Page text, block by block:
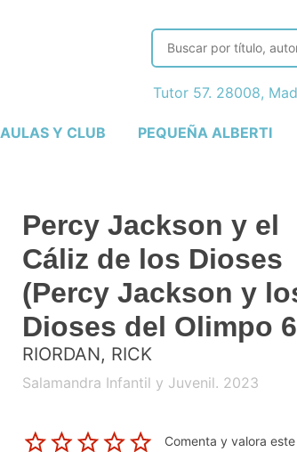
AULAS Y CLUB PEQUEÑA ALBERTI
Tutor 57. 28008,
Percy Jackson y el
Cáliz de los Dioses
(Percy Jackson y
Dioses del Olimpo
RIORDAN, RICK
Salamandra Infantil y Juvenil. 2023
Comenta y valora este